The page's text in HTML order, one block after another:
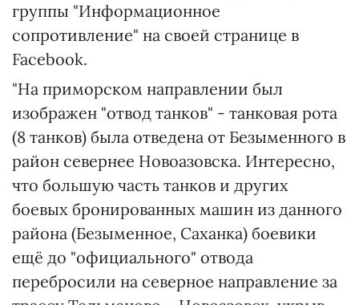
группы "Информационное
сопротивление" на своей странице в
Facebook.
"На приморском направлении был
изображен "отвод танков" - танковая рота
(8 танков) была отведена от Безыменного в
район севернее Новоазовска. Интересно,
что большую часть танков и других
боевых бронированных машин из данного
района (Безыменное, Саханка) боевики
ещё до "официального" отвода
перебросили на северное направление за